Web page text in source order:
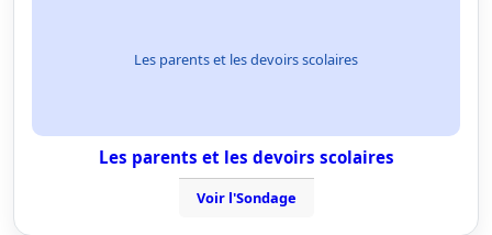
Les parents et les devoirs scolaires
Les parents et les devoirs scolaires
Voir l'Sondage